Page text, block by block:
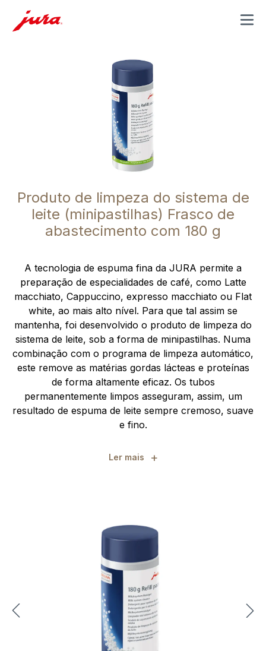
MENU
Produto de limpeza do sistema de
leite (minipastilhas) Frasco de
abastecimento com 180 g
A tecnologia de espuma fina da JURA permite a
preparação de especialidades de café, como Latte
macchiato, Cappuccino, expresso macchiato ou Flat
white, ao mais alto nível. Para que tal assim se
mantenha, foi desenvolvido o produto de limpeza do
sistema de leite, sob a forma de minipastilhas. Numa
combinação com o programa de limpeza automático,
este remove as matérias gordas lácteas e proteínas
de forma altamente eficaz. Os tubos
permanentemente limpos asseguram, assim, um
resultado de espuma de leite sempre cremoso, suave
e fino.
Ler mais +